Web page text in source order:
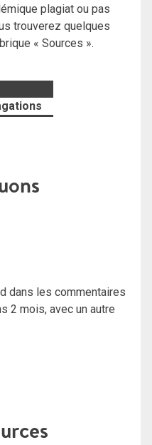
plagiat ou pas
trouverez quelques
« Sources ».
dans les commentaires
2 mois, avec un autre